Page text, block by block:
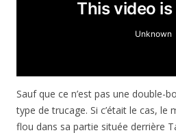
Sauf que ce n’est pas une double-
type de trucage. Si c’était le cas, le
flou dans sa partie située derrière